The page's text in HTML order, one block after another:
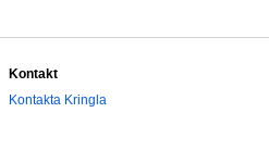
Kontakt
Kontakta Kringla